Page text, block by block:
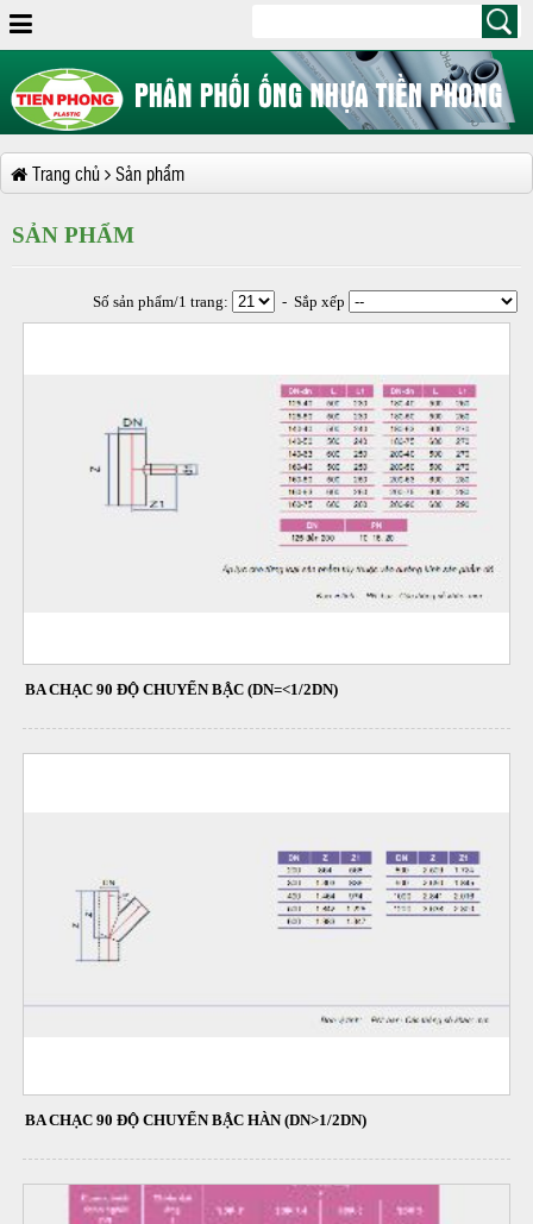
Trang chủ Sản phẩm
SẢN PHẨM
Số sản phẩm/1 trang: - Sắp xếp
BA CHẠC 90 ĐỘ CHUYỂN BẬC (DN=<1/2DN)
BA CHẠC 90 ĐỘ CHUYỂN BẬC HÀN (DN>1/2DN)